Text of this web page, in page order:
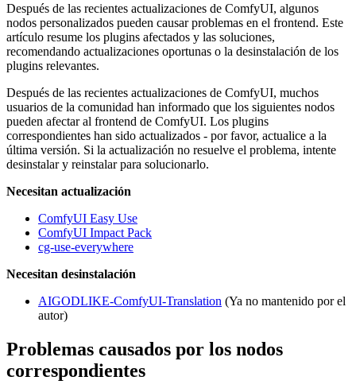
Después de las recientes actualizaciones de ComfyUI, algunos
nodos personalizados pueden causar problemas en el frontend. Este
artículo resume los plugins afectados y las soluciones,
recomendando actualizaciones oportunas o la desinstalación de los
plugins relevantes.
Después de las recientes actualizaciones de ComfyUI, muchos
usuarios de la comunidad han informado que los siguientes nodos
pueden afectar al frontend de ComfyUI. Los plugins
correspondientes han sido actualizados - por favor, actualice a la
última versión. Si la actualización no resuelve el problema, intente
desinstalar y reinstalar para solucionarlo.
Necesitan actualización
ComfyUI Easy Use
ComfyUI Impact Pack
cg-use-everywhere
Necesitan desinstalación
AIGODLIKE-ComfyUI-Translation (Ya no mantenido por el
autor)
Problemas causados por los nodos
correspondientes